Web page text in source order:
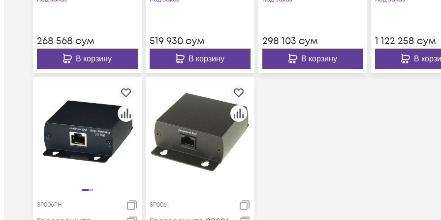
268 568 сум
В корзину
519 930сум
В корзину
298 103 сум
В корзину
1 122 258 сум
В
SP006PH SP006